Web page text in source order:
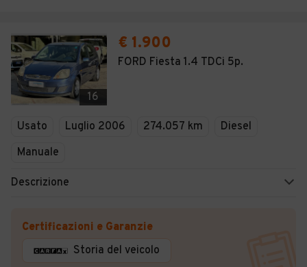
16
€ 1.900
FORD Fiesta 1.4 TDCi 5p.
Usato Luglio 2006 274.057 km
Diesel
Manuale
Descrizione
Certificazioni e Garanzie
Storia del veicolo